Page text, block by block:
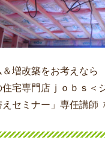
増改築をお考えなら
宅専門店ｊｏｂｓ＜
セミナー」専任講師